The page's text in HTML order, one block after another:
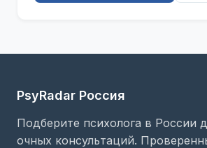
PsyRadar Россия
Подберите психолога в России
очных консультаций.